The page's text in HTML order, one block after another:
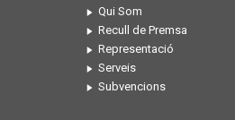
Qui Som
Recull de Premsa
Representació
Serveis
Subvencions